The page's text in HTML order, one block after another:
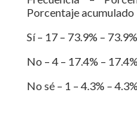
Porcentaje acumulado
Sí – 17 – 73.9% –
No – 4 – 17.4% –
No sé – 1 – 4.3% –